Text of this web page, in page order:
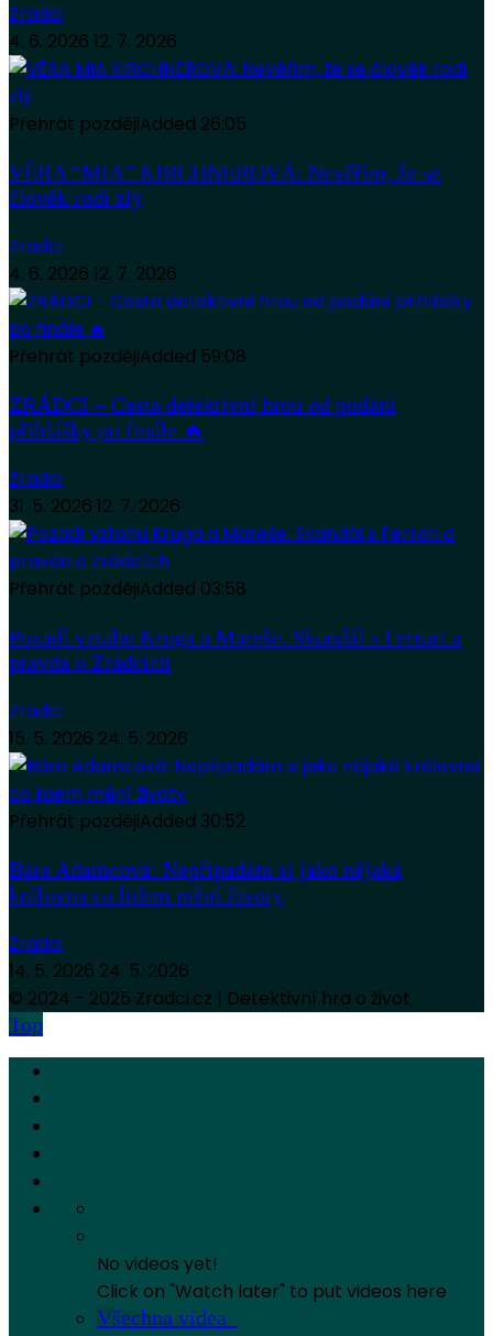
Zradci
4. 6. 2026 12. 7. 2026
Přehrát pozdějiAdded 26:05
VĚRA “MIA” KIRCHNEROVÁ: Nevěřím, že se
člověk rodí zlý
Zradci
4. 6. 2026 12. 7. 2026
Přehrát pozdějiAdded 59:08
ZRÁDCI – Cesta detektivní hrou od podání
přihlášky po finále 🔥
Zradci
31. 5. 2026 12. 7. 2026
Přehrát pozdějiAdded 03:58
Pozadí vztahu Kruga a Mareše. Skandál s Ferrari a
pravda o Zrádcích
Zradci
15. 5. 2026 24. 5. 2026
Přehrát pozdějiAdded 30:52
Bára Adamcová: Nepřipadám si jako nějaká
královna co lidem mění životy
Zradci
14. 5. 2026 24. 5. 2026
© 2024 - 2025 Zradci.cz | Detektivní hra o život
Top
No videos yet!
Click on "Watch later" to put videos here
Všechna videa